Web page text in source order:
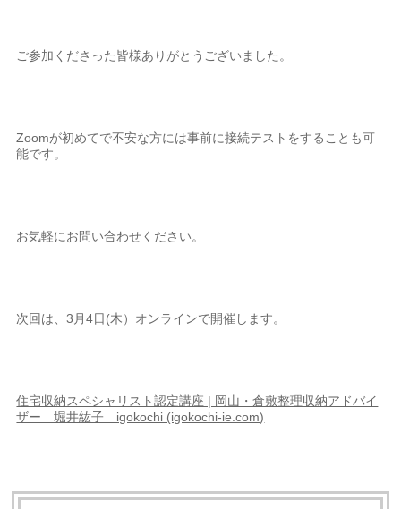
ご参加くださった皆様ありがとうございました。
Zoomが初めてで不安な方には事前に接続テストをすることも可
能です。
お気軽にお問い合わせください。
次回は、3月4日(木）オンラインで開催します。
住宅収納スペシャリスト認定講座 | 岡山・倉敷整理収納アドバイ
ザー 堀井紘子 igokochi (igokochi-ie.com)